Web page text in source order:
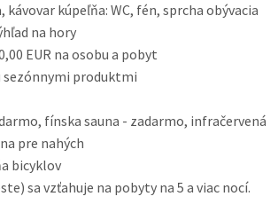
kúpeľňa: WC, fén, sprcha obývacia
na hory
EUR na osobu a pobyt
sezónnymi produktmi
fínska sauna - zadarmo, infračervená
pre nahých
bicyklov
sa vzťahuje na pobyty na 5 a viac nocí.